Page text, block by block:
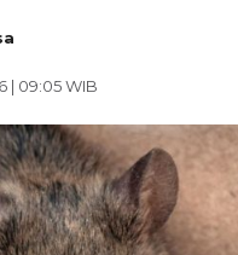
| 09:05 WIB